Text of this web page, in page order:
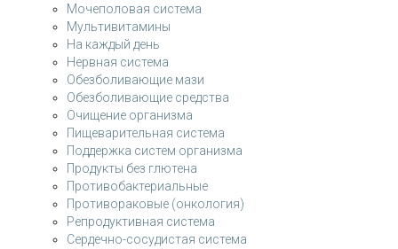
Мочеполовая система
Мультивитамины
На каждый день
Нервная система
Обезболивающие мази
Обезболивающие средства
Очищение организма
Пищеварительная система
Поддержка систем организма
Продукты без глютена
Противобактериальные
Противораковые (онкология)
Репродуктивная система
Сердечно-сосудистая система